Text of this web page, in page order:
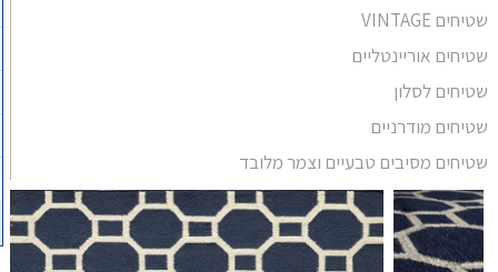
שטיחים VINTAGE
שטיחים אוריינטליים
סומק פרסי
סומק קווקזי
שטיח קילים
קילים אפגני
קילים הודי
שטיחי זיגלר
שטיחי משי
שטיחים לסלון
שטיחים מודרניים
Arabesque
Bliss
Comfort Shag
שטיחים מסיבים טבעיים וצמר מלובד
שטיחים מסיבים טבעיים
שטיחים מצמר מלובד